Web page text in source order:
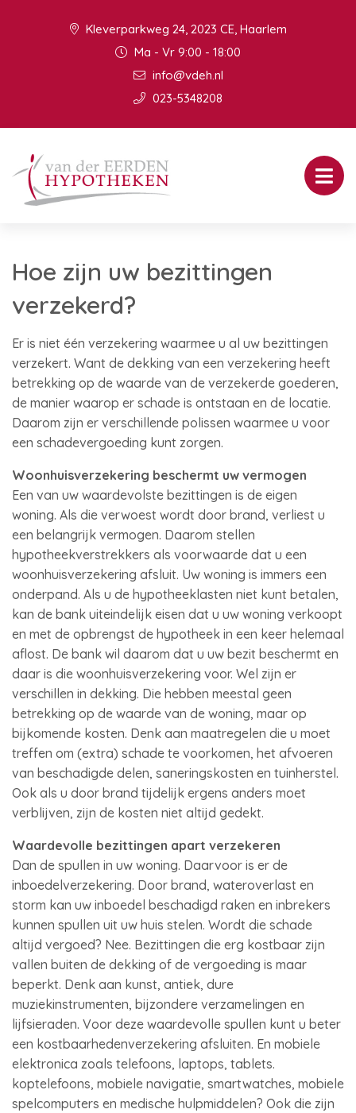
Kleverparkweg 24, 2023 CE, Haarlem
Ma - Vr 9:00 - 18:00
info@vdeh.nl
023-5348208
Hoe zijn uw bezittingen
verzekerd?
Er is niet één verzekering waarmee u al uw bezittingen
verzekert. Want de dekking van een verzekering heeft
betrekking op de waarde van de verzekerde goederen,
de manier waarop er schade is ontstaan en de locatie.
Daarom zijn er verschillende polissen waarmee u voor
een schadevergoeding kunt zorgen.
Woonhuisverzekering beschermt uw vermogen
Een van uw waardevolste bezittingen is de eigen
woning. Als die verwoest wordt door brand, verliest u
een belangrijk vermogen. Daarom stellen
hypotheekverstrekkers als voorwaarde dat u een
woonhuisverzekering afsluit. Uw woning is immers een
onderpand. Als u de hypotheeklasten niet kunt betalen,
kan de bank uiteindelijk eisen dat u uw woning verkoopt
en met de opbrengst de hypotheek in een keer helemaal
aflost. De bank wil daarom dat u uw bezit beschermt en
daar is die woonhuisverzekering voor. Wel zijn er
verschillen in dekking. Die hebben meestal geen
betrekking op de waarde van de woning, maar op
bijkomende kosten. Denk aan maatregelen die u moet
treffen om (extra) schade te voorkomen, het afvoeren
van beschadigde delen, saneringskosten en tuinherstel.
Ook als u door brand tijdelijk ergens anders moet
verblijven, zijn de kosten niet altijd gedekt.
Waardevolle bezittingen apart verzekeren
Dan de spullen in uw woning. Daarvoor is er de
inboedelverzekering. Door brand, wateroverlast en
storm kan uw inboedel beschadigd raken en inbrekers
kunnen spullen uit uw huis stelen. Wordt die schade
altijd vergoed? Nee. Bezittingen die erg kostbaar zijn
vallen buiten de dekking of de vergoeding is maar
beperkt. Denk aan kunst, antiek, dure
muziekinstrumenten, bijzondere verzamelingen en
lijfsieraden. Voor deze waardevolle spullen kunt u beter
een kostbaarhedenverzekering afsluiten. En mobiele
elektronica zoals telefoons, laptops, tablets.
koptelefoons, mobiele navigatie, smartwatches, mobiele
spelcomputers en medische hulpmiddelen? Ook die zijn